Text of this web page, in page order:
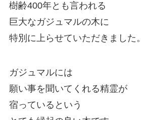
樹齢400年とも言われる
巨大なガジュマルの木に
特別に上らせていただきました。
ガジュマルには
願い事を聞いてくれる精霊が
宿っているという